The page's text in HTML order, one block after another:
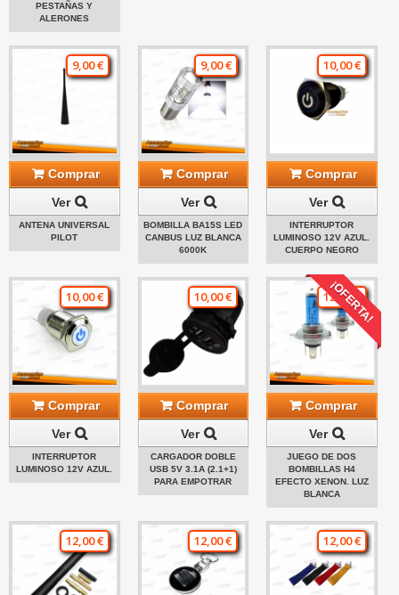
PESTAÑAS Y
ALERONES
9,00 €
Comprar
Ver
ANTENA UNIVERSAL
PILOT
9,00 €
Comprar
Ver
BOMBILLA BA15S LED
CANBUS LUZ BLANCA
6000K
10,00 €
Comprar
Ver
INTERRUPTOR
LUMINOSO 12V AZUL.
CUERPO NEGRO
10,00 €
Comprar
Ver
INTERRUPTOR
LUMINOSO 12V AZUL.
10,00 €
Comprar
Ver
CARGADOR DOBLE
USB 5V 3.1A (2.1+1)
PARA EMPOTRAR
¡OFERTA!
12,00 €
Comprar
Ver
JUEGO DE DOS
BOMBILLAS H4
EFECTO XENON. LUZ
BLANCA
12,00 € 12,00 € 12,00 €